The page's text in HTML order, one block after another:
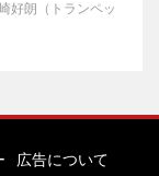
好朗（トランペッ
広告について